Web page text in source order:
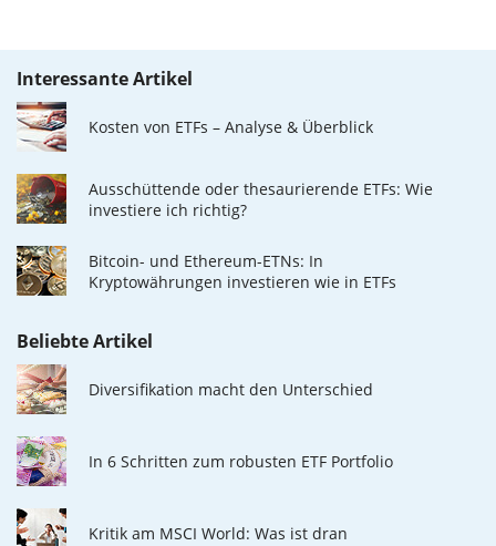
Interessante Artikel
Kosten von ETFs – Analyse & Überblick
Ausschüttende oder thesaurierende ETFs: Wie
investiere ich richtig?
Bitcoin- und Ethereum-ETNs: In
Kryptowährungen investieren wie in ETFs
Beliebte Artikel
Diversifikation macht den Unterschied
In 6 Schritten zum robusten ETF Portfolio
Kritik am MSCI World: Was ist dran